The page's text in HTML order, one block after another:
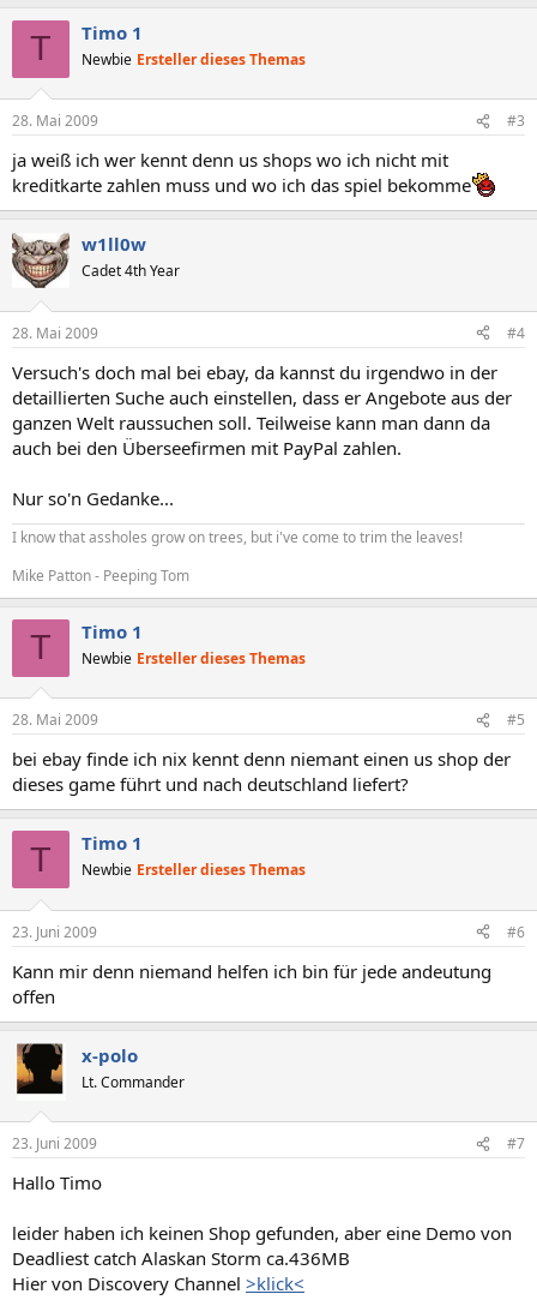
T Timo 1
Newbie Ersteller dieses Themas
28. Mai 2009 #3
ja weiß ich wer kennt denn us shops wo ich nicht mit
kreditkarte zahlen muss und wo ich das spiel bekomme
w1ll0w
Cadet 4th Year
28. Mai 2009 #4
Versuch's doch mal bei ebay, da kannst du irgendwo in der
detaillierten Suche auch einstellen, dass er Angebote aus der
ganzen Welt raussuchen soll. Teilweise kann man dann da
auch bei den Überseefirmen mit PayPal zahlen.
Nur so'n Gedanke...
I know that assholes grow on trees, but i've come to trim the leaves!
Mike Patton - Peeping Tom
T Timo 1
Newbie Ersteller dieses Themas
28. Mai 2009 #5
bei ebay finde ich nix kennt denn niemant einen us shop der
dieses game führt und nach deutschland liefert?
T Timo 1
Newbie Ersteller dieses Themas
23. Juni 2009 #6
Kann mir denn niemand helfen ich bin für jede andeutung
offen
x-polo
Lt. Commander
23. Juni 2009 #7
Hallo Timo
leider haben ich keinen Shop gefunden, aber eine Demo von
Deadliest catch Alaskan Storm ca.436MB
Hier von Discovery Channel >klick<